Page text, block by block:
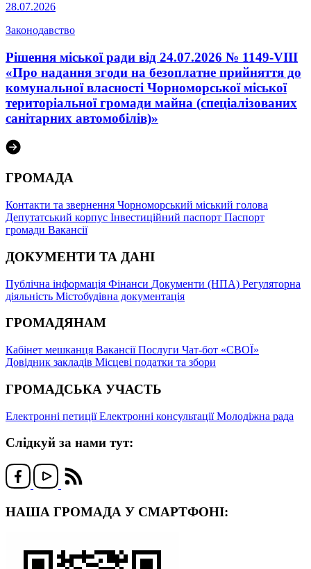
28.07.2026
Законодавство
Рішення міської ради від 24.07.2026 № 1149-VIII
«Про надання згоди на безоплатне прийняття до
комунальної власності Чорноморської міської
територіальної громади майна (спеціалізованих
санітарних автомобілів)»
ГРОМАДА
Контакти та звернення Чорноморський міський голова
Депутатський корпус Інвестиційний паспорт Паспорт
громади Вакансії
ДОКУМЕНТИ ТА ДАНІ
Публічна інформація Фінанси Документи (НПА) Регуляторна
діяльність Містобудівна документація
ГРОМАДЯНАМ
Кабінет мешканця ВакансіїПослуги Чат-бот «СВОЇ»
Довідник закладів Місцеві податки та збори
ГРОМАДСЬКА УЧАСТЬ
Електронні петиціїЕлектронні консультаціїМолодіжна рада
Слідкуй за нами тут:
НАША ГРОМАДА У СМАРТФОНІ: